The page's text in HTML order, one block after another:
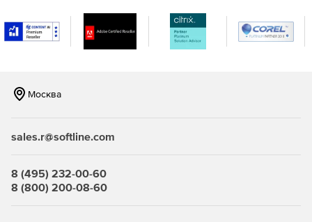
Москва
sales.r@softline.com
8 (495) 232-00-60
8 (800) 200-08-60